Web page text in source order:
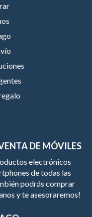
DE MÓVILES
electrónicos
de todas las
podrás comprar
y te asesoraremos!